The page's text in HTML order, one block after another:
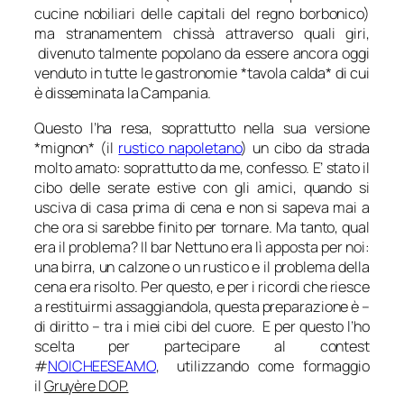
cucine nobiliari delle capitali del regno borbonico)
ma stranamentem chissà attraverso quali giri,
divenuto talmente popolano da essere ancora oggi
venduto in tutte le gastronomie *tavola calda* di cui
è disseminata la Campania.
Questo l’ha resa, soprattutto nella sua versione
*mignon* (il rustico napoletano) un cibo da strada
molto amato: soprattutto da me, confesso. E’ stato il
cibo delle serate estive con gli amici, quando si
usciva di casa prima di cena e non si sapeva mai a
che ora si sarebbe finito per tornare. Ma tanto, qual
era il problema? Il bar Nettuno era lì apposta per noi:
una birra, un calzone o un rustico e il problema della
cena era risolto. Per questo, e per i ricordi che riesce
a restituirmi assaggiandola, questa preparazione è –
di diritto – tra i miei cibi del cuore. E per questo l’ho
scelta per partecipare al contest
#NOICHEESEAMO, utilizzando come formaggio
ilGruyère DOP.